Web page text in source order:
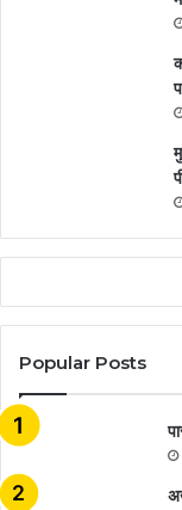
Popular Posts